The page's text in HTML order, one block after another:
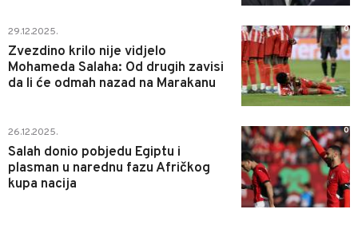
29.12.2025.
Zvezdino krilo nije vidjelo
Mohameda Salaha: Od drugih zavisi
da li će odmah nazad na Marakanu
0
26.12.2025.
Salah donio pobjedu Egiptu i
plasman u narednu fazu Afričkog
kupa nacija
0